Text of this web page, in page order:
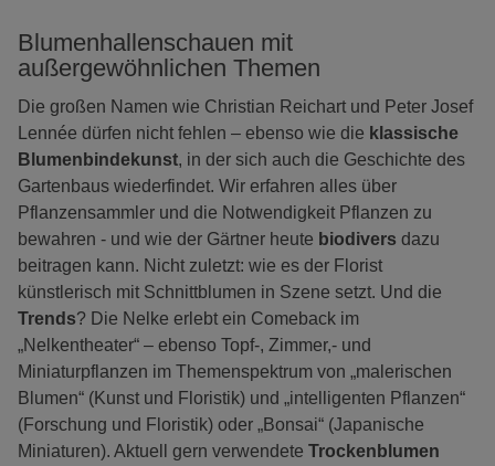
Blumenhallenschauen mit
außergewöhnlichen Themen
Die großen Namen wie Christian Reichart und Peter Josef
Lennée dürfen nicht fehlen – ebenso wie die klassische
Blumenbindekunst, in der sich auch die Geschichte des
Gartenbaus wiederfindet. Wir erfahren alles über
Pflanzensammler und die Notwendigkeit Pflanzen zu
bewahren - und wie der Gärtner heute biodivers dazu
beitragen kann. Nicht zuletzt: wie es der Florist
künstlerisch mit Schnittblumen in Szene setzt. Und die
Trends? Die Nelke erlebt ein Comeback im
„Nelkentheater“ – ebenso Topf-, Zimmer,- und
Miniaturpflanzen im Themenspektrum von „malerischen
Blumen“ (Kunst und Floristik) und „intelligenten Pflanzen“
(Forschung und Floristik) oder „Bonsai“ (Japanische
Miniaturen). Aktuell gern verwendete Trockenblumen